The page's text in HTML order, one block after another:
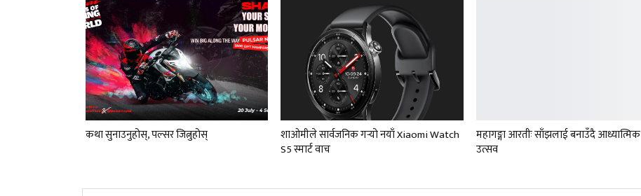
कथा सुनाउनुहोस्, पल्सर जित्नुहोस्
शाओमीले सार्वजनिक गर्‍यो नयाँ Xiaomi Watch
S5 स्मार्ट वाच
महागङ्गा आरतीः साँझलाई बनाउँदै आध्यात्मिक
उत्सव